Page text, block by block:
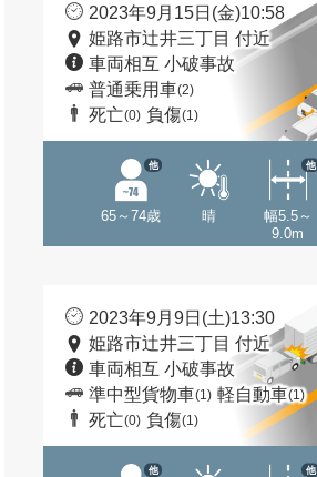
2023年9月15日(金)10:58
姫路市辻井三丁目 付近
車両相互 小破事故
普通乗用車(2)
死亡(0) 負傷(1)
65～74歳
他
晴
幅5.5～
9.0m
他
2023年9月9日(土)13:30
姫路市辻井三丁目 付近
車両相互 小破事故
準中型貨物車(1) 軽自動車(1)
死亡(0) 負傷(1)
他 他